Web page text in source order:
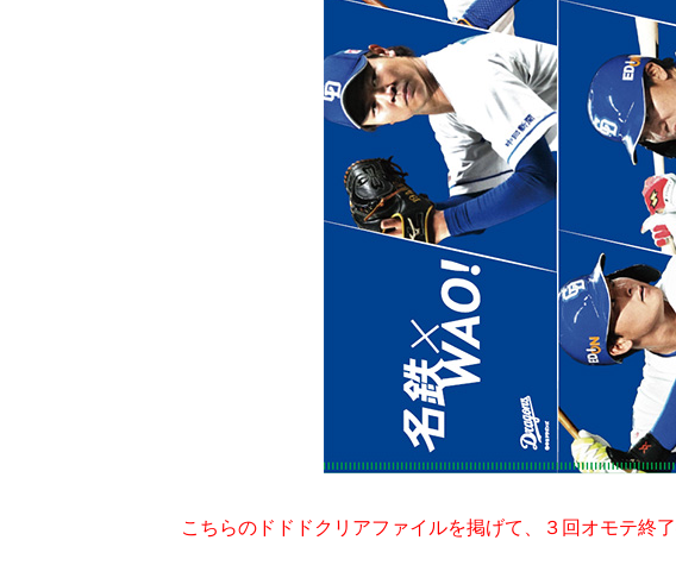
こちらのドドドクリアファイルを掲げて、３回オモテ終